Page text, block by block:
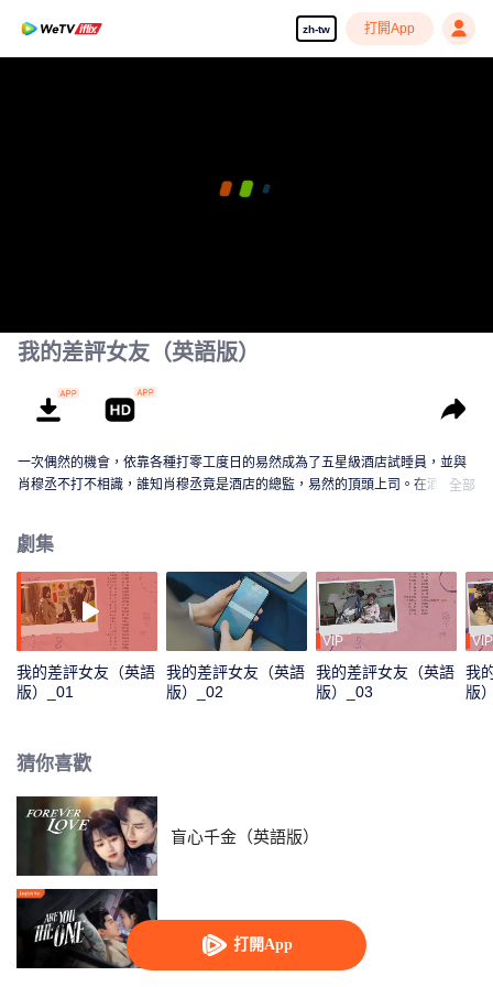
zh-tw 打開App
打開App
我的差評女友（英語版）
一次偶然的機會，依靠各種打零工度日的易然成為了五星級酒店試睡員，並與
肖穆丞不打不相識，誰知肖穆丞竟是酒店的總監，易然的頂頭上司。在酒店的
知不覺相互靠近……
全部
劇集
我的差評女友（英語
版）_01
我的差評女友（英語
版）_02
VIP
我的差評女友（英語
版）_03
VIP
我
版
猜你喜歡
盲心千金（英語版）